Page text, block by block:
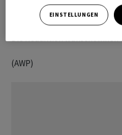
Vervielfältigungen bedürfen
Die Redaktion wünscht Ihnen
(AWP)
EINSTELLUNGEN